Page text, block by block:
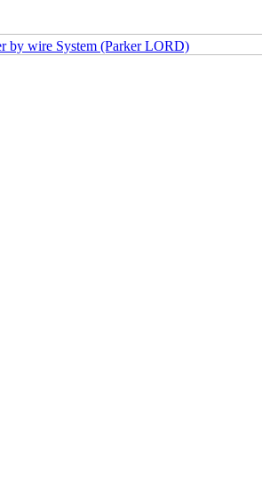
by wire System (Parker LORD)